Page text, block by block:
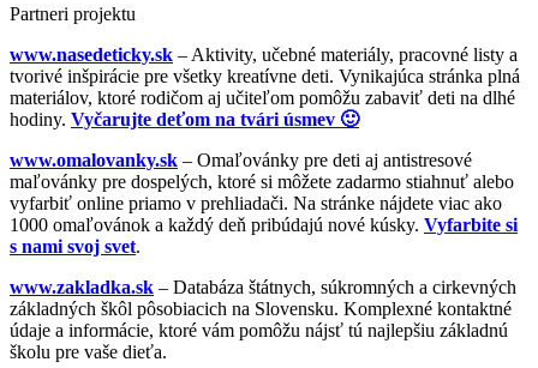
Partneri projektu
www.nasedeticky.sk – Aktivity, učebné materiály, pracovné listy a
tvorivé inšpirácie pre všetky kreatívne deti. Vynikajúca stránka plná
materiálov, ktoré rodičom aj učiteľom pomôžu zabaviť deti na dlhé
hodiny. Vyčarujte deťom na tvári úsmev 🙂
www.omalovanky.sk – Omaľovánky pre deti aj antistresové
maľovánky pre dospelých, ktoré si môžete zadarmo stiahnuť alebo
vyfarbiť online priamo v prehliadači. Na stránke nájdete viac ako
1000 omaľovánok a každý deň pribúdajú nové kúsky. Vyfarbite si
s nami svoj svet.
www.zakladka.sk – Databáza štátnych, súkromných a cirkevných
základných škôl pôsobiacich na Slovensku. Komplexné kontaktné
údaje a informácie, ktoré vám pomôžu nájsť tú najlepšiu základnú
školu pre vaše dieťa.